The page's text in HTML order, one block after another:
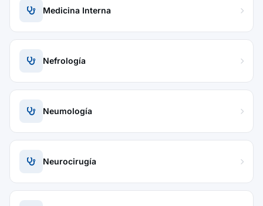
Medicina Interna
Nefrología
Neumología
Neurocirugía